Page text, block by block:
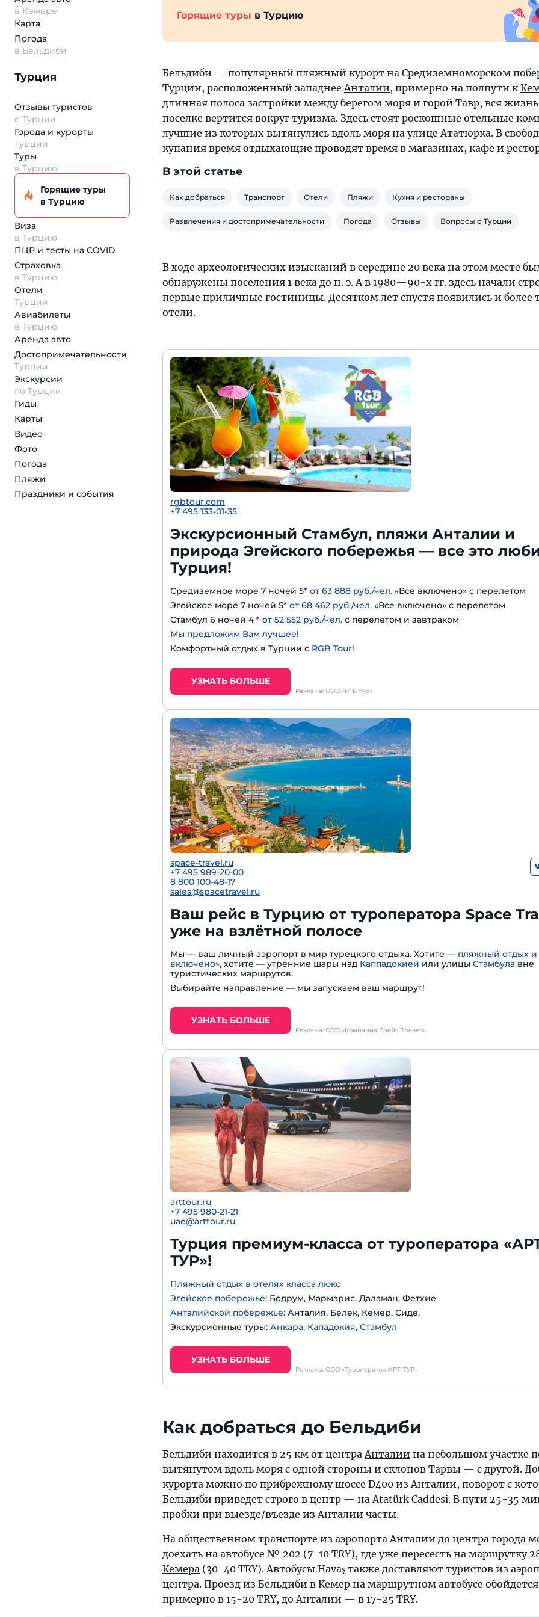
в Кемере
Карта
Погода
в Бельдиби
Турция
Отзывы туристов
о Турции
Города и курорты
Турции
Туры
в Турцию
Горящие туры
в Турцию
Виза
в Турцию
ПЦР и тесты на COVID
Страховка
в Турцию
Отели
Турции
Авиабилеты
в Турцию
Аренда авто
Достопримеча­тельности
Турции
Экскурсии
по Турции
Гиды
Карты
Видео
Фото
Погода
Пляжи
Праздники и события
Горящие туры в Турцию
Бельдиби — популярный пляжный курорт на Средиземноморском
Турции, расположенный западнееАнталии, примерно на полпути к
длинная полоса застройки между берегом моря и горой Тавр, вся
поселке вертится вокруг туризма. Здесь стоят роскошные отельные
лучшие из которых вытянулись вдоль моря на улице Ататюрка. В
купания время отдыхающие проводят время в магазинах, кафе и
В этой статье
Как добраться Транспорт Отели Пляжи Кухня и рестораны
Развлечения и достопримечательности Погода Отзывы Вопросы о Турции
В ходе археологических изысканий в середине 20 века на этом месте
обнаружены поселения 1 века до н. э. А в 1980—90-х гг. здесь начали
первые приличные гостиницы. Десятком лет спустя появились и более
отели.
rgbtour.com
+7 495 133-01-35
Экскурсионный Стамбул, пляжи Анталии и
природа Эгейского побережья — все это
Турция!
Средиземное море 7 ночей 5* от 63 888 руб./чел. «Все включено» с перелетом
Эгейское море 7 ночей 5* от 68 462 руб./чел. «Все включено» с перелетом
Стамбул 6 ночей 4 * от 52 552 руб./чел. с перелетом и завтраком
Мы предложим Вам лучшее!
Комфортный отдых в Турции с RGB Tour!
УЗНАТЬ БОЛЬШЕ
Реклама: ООО «РГБ тур»
space-travel.ru
+7 495 989-20-00
8 800 100-48-17
sales@spacetravel.ru
Ваш рейс в Турцию от туроператора Space
уже на взлётной полосе
Мы — ваш личный аэропорт в мир турецкого отдыха. Хотите — пляжный отдых и
включено», хотите — утренние шары над Каппадокией или улицы Стамбула вне
туристических маршрутов.
Выбирайте направление — мы запускаем ваш маршрут!
УЗНАТЬ БОЛЬШЕ
Реклама: ООО «Компания Спейс Тревел»
arttour.ru
+7 495 980-21-21
uae@arttour.ru
Турция премиум-класса от туроператора
ТУР»!
Пляжный отдых в отелях класса люкс
Эгейское побережье: Бодрум, Мармарис, Даламан, Фетхие
Анталийской побережье: Анталия, Белек, Кемер, Сиде.
Экскурсионные туры: Анкара, Кападокия, Стамбул
УЗНАТЬ БОЛЬШЕ
Реклама: ООО «Туроператор АРТ-ТУР»
Как добраться до Бельдиби
Бельдиби находится в 25 км от центраАнталии на небольшом участке
вытянутом вдоль моря с одной стороны и склонов Тарвы — с другой.
курорта можно по прибрежному шоссе D400 из Анталии, поворот с
Бельдиби приведет строго в центр — на Atatürk Caddesi. В пути 25-35
пробки при выезде/въезде из Анталии часты.
На общественном транспорте из аэропорта Анталии до центра города
доехать на автобусе № 202 (7-10 TRY), где уже пересесть на маршрутку
Кемера (30-40 TRY). Автобусы Havaş также доставляют туристов из
центра. Проезд из Бельдиби в Кемер на маршрутном автобусе обойдется
примерно в 15-20 TRY, до Анталии — в 17-25 TRY.